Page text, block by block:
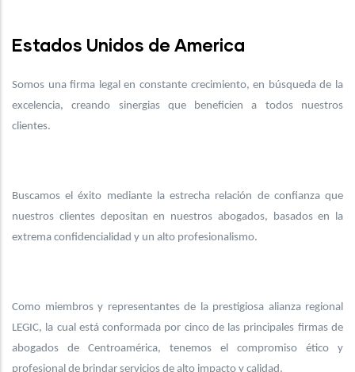
Estados Unidos de America
Somos una firma legal en constante crecimiento, en búsqueda de la
excelencia, creando sinergias que beneficien a todos nuestros
clientes.
Buscamos el éxito mediante la estrecha relación de confianza que
nuestros clientes depositan en nuestros abogados, basados en la
extrema confidencialidad y un alto profesionalismo.
Como miembros y representantes de la prestigiosa alianza regional
LEGIC, la cual está conformada por cinco de las principales firmas de
abogados de Centroamérica, tenemos el compromiso ético y
profesional de brindar servicios de alto impacto y calidad.